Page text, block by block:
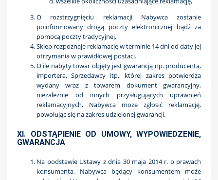
O rozstrzygnięciu reklamacji Nabywca zostanie
poinformowany drogą poczty elektronicznej bądź za
pomocą poczty tradycyjnej.
Sklep rozpoznaje reklamację w terminie 14 dni od daty jej
otrzymania w prawidłowej postaci.
O ile nabyty towar objęty jest gwarancją np. producenta,
importera, Sprzedawcy itp., której zakres potwierdza
wydany wraz z towarem dokument gwarancyjny,
niezależnie od innych przysługujących uprawnień
reklamacyjnych, Nabywca może zgłosić reklamację,
powołując się na zakres udzielonej gwarancji.
XI. ODSTĄPIENIE OD UMOWY, WYPOWIEDZENIE,
GWARANCJA
Na podstawie Ustawy z dnia 30 maja 2014 r. o prawach
konsumenta, Nabywca będący konsumentem może